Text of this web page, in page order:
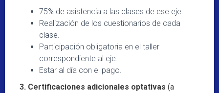
75% de asistencia a las clases de ese eje.
Realización de los cuestionarios de cada
clase.
Participación obligatoria en el taller
correspondiente al eje.
Estar al día con el pago.
3. Certificaciones adicionales optativas (a